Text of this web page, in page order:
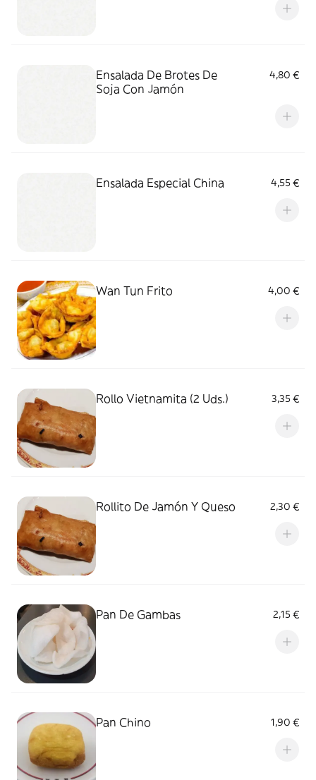
Ensalada De Brotes De
Soja Con Jamón
4,80 €
Ensalada Especial China 4,55 €
Wan Tun Frito 4,00 €
Rollo Vietnamita (2 Uds.) 3,35 €
Rollito De Jamón Y Queso 2,30 €
Pan De Gambas 2,15 €
Pan Chino 1,90 €